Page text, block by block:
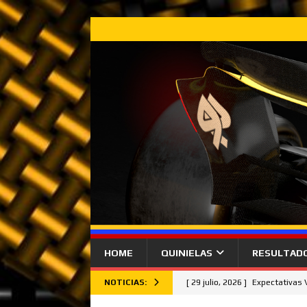
HOME QUINIELAS
NOTICIAS: [ 29 julio, 2026 ] Expectativas